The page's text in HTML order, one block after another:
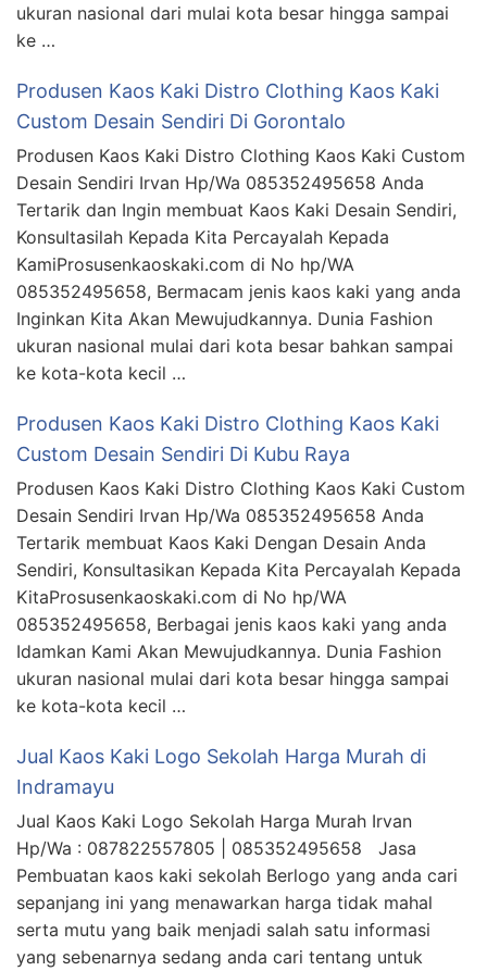
ukuran nasional dari mulai kota besar hingga sampai
ke …
Produsen Kaos Kaki Distro Clothing Kaos Kaki
Custom Desain Sendiri Di Gorontalo
Produsen Kaos Kaki Distro Clothing Kaos Kaki Custom
Desain Sendiri Irvan Hp/Wa 085352495658 Anda
Tertarik dan Ingin membuat Kaos Kaki Desain Sendiri,
Konsultasilah Kepada Kita Percayalah Kepada
KamiProsusenkaoskaki.com di No hp/WA
085352495658, Bermacam jenis kaos kaki yang anda
Inginkan Kita Akan Mewujudkannya. Dunia Fashion
ukuran nasional mulai dari kota besar bahkan sampai
ke kota-kota kecil …
Produsen Kaos Kaki Distro Clothing Kaos Kaki
Custom Desain Sendiri Di Kubu Raya
Produsen Kaos Kaki Distro Clothing Kaos Kaki Custom
Desain Sendiri Irvan Hp/Wa 085352495658 Anda
Tertarik membuat Kaos Kaki Dengan Desain Anda
Sendiri, Konsultasikan Kepada Kita Percayalah Kepada
KitaProsusenkaoskaki.com di No hp/WA
085352495658, Berbagai jenis kaos kaki yang anda
Idamkan Kami Akan Mewujudkannya. Dunia Fashion
ukuran nasional mulai dari kota besar hingga sampai
ke kota-kota kecil …
Jual Kaos Kaki Logo Sekolah Harga Murah di
Indramayu
Jual Kaos Kaki Logo Sekolah Harga Murah Irvan
Hp/Wa : 087822557805 | 085352495658 Jasa
Pembuatan kaos kaki sekolah Berlogo yang anda cari
sepanjang ini yang menawarkan harga tidak mahal
serta mutu yang baik menjadi salah satu informasi
yang sebenarnya sedang anda cari tentang untuk